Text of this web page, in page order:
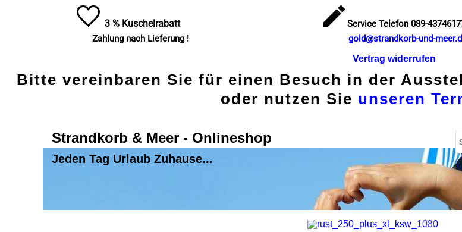
3 % Kuschelrabatt
Zahlung nach Lieferung !
Service Telefon 089-
gold@strandkorb-und-
Vertrag widerrufen
Bitte vereinbaren Sie für einen Besuch in der
oder nutzen Sie unseren
Strandkorb & Meer - Onlineshop
Jeden Tag Urlaub Zuhause...